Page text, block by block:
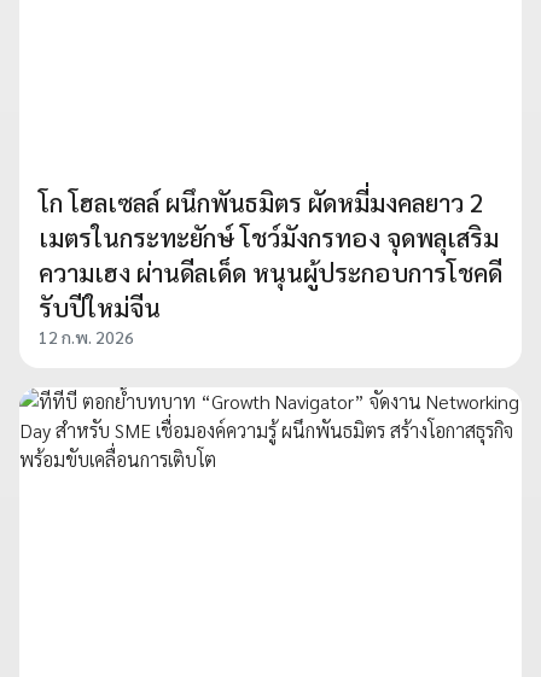
โก โฮลเซลล์ ผนึกพันธมิตร ผัดหมี่มงคลยาว 2
เมตรในกระทะยักษ์ โชว์มังกรทอง จุดพลุเสริม
ความเฮง ผ่านดีลเด็ด หนุนผู้ประกอบการโชคดี
รับปีใหม่จีน
12 ก.พ. 2026